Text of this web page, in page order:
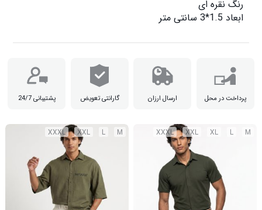
ابعاد 1.5*3 سانتی متر
پرداخت در محل ارسال ارزان گارانتی تعویض پشتیبانی 24/7
M
L
XXL
XXXL M
L
XL
XXL
XXXL